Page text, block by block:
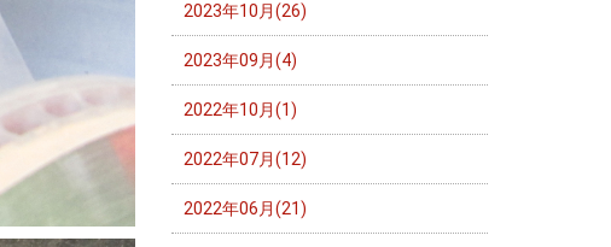
2023年10月(26)
2023年09月(4)
2022年10月(1)
2022年07月(12)
2022年06月(21)